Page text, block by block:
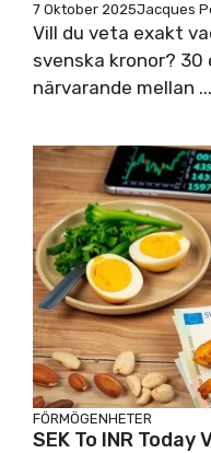
7 Oktober 2025Jacques
Vill du veta exakt
svenska kronor?
närvarande mellan ...
FÖRMÖGENHETER
SEK To INR Today